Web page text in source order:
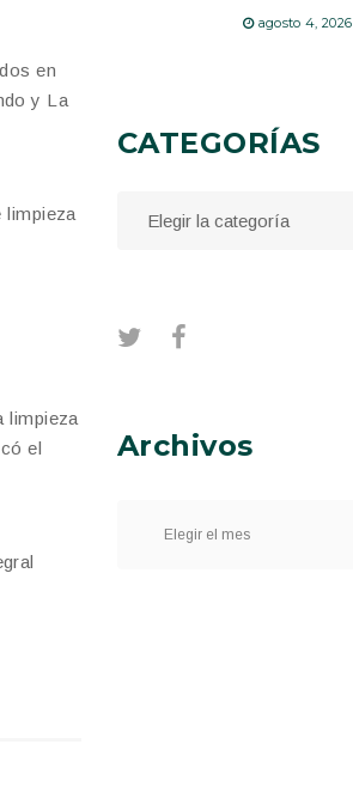
en
y La
limpieza
limpieza
el
agosto 4, 2026
CATEGORÍAS
Archivos